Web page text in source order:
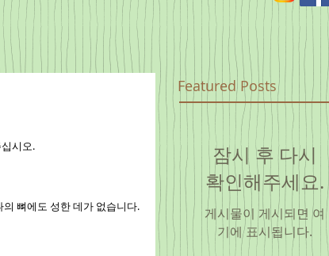
시오.
의 뼈에도 성한 데가 없습니다.
Featured Posts
잠시 후 다시
확인해주세요.
게시물이 게시되면 여
기에 표시됩니다.